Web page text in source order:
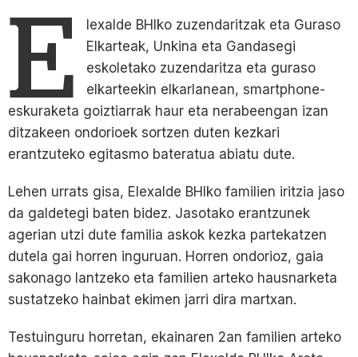
E
lexalde BHIko zuzendaritzak eta Guraso
Elkarteak, Unkina eta Gandasegi
eskoletako zuzendaritza eta guraso
elkarteekin elkarlanean, smartphone-
eskuraketa goiztiarrak haur eta nerabeengan izan
ditzakeen ondorioek sortzen duten kezkari
erantzuteko egitasmo bateratua abiatu dute.
Lehen urrats gisa, Elexalde BHIko familien iritzia jaso
da galdetegi baten bidez. Jasotako erantzunek
agerian utzi dute familia askok kezka partekatzen
dutela gai horren inguruan. Horren ondorioz, gaia
sakonago lantzeko eta familien arteko hausnarketa
sustatzeko hainbat ekimen jarri dira martxan.
Testuinguru horretan, ekainaren 2an familien arteko